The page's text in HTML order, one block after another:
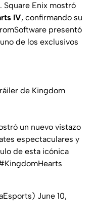
Enix mostró
IV, confirmando su
presentó
de los exclusivos
de Kingdom
un nuevo vistazo
espectaculares y
de esta icónica
June 10,